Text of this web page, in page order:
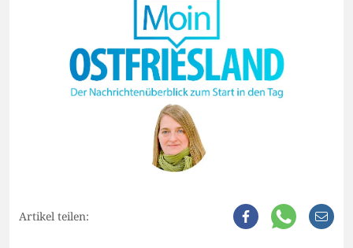
Artikel teilen: